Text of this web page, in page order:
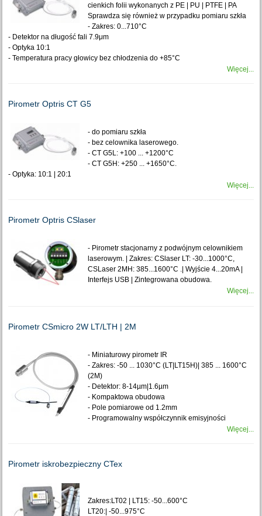
cienkich folii wykonanych z PE | PU | PTFE | PA
Sprawdza się również w przypadku pomiaru szkła
- Zakres: 0...710°C
- Detektor na długość fali 7.9μm
- Optyka 10:1
- Temperatura pracy głowicy bez chłodzenia do +85°C
Więcej...
Pirometr Optris CT G5
- do pomiaru szkła
- bez celownika laserowego.
- CT G5L: +100 ... +1200°C
- CT G5H: +250 ... +1650°C.
- Optyka: 10:1 | 20:1
Więcej...
Pirometr Optris CSlaser
- Pirometr stacjonarny z podwójnym celownikiem
laserowym. | Zakres: CSlaser LT: -30...1000°C,
CSLaser 2MH: 385...1600°C .| Wyjście 4...20mA |
Interfejs USB | Zintegrowana obudowa.
Więcej...
Pirometr CSmicro 2W LT/LTH | 2M
- Miniaturowy pirometr IR
- Zakres: -50 ... 1030°C (LT|LT15H)| 385 ... 1600°C
(2M)
- Detektor: 8-14µm|1.6µm
- Kompaktowa obudowa
- Pole pomiarowe od 1.2mm
- Programowalny współczynnik emisyjności
Więcej...
Pirometr iskrobezpieczny CTex
Zakres:LT02 | LT15: -50...600°C
LT20:| -50...975°C